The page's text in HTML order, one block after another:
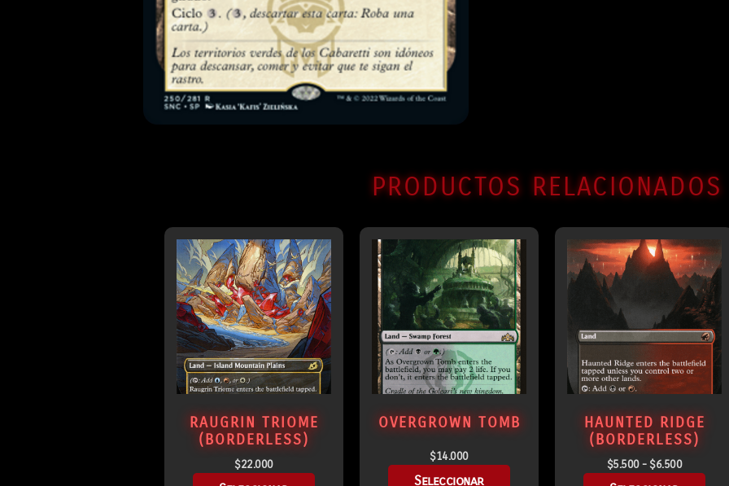
PRODUCTOS RELACIONADOS
RAUGRIN TRIOME
(BORDERLESS)
$22.000
OVERGROWN TOMB
$14.000
Seleccionar
HAUNTED RIDGE
(BORDERLESS)
$5.500 - $6.500